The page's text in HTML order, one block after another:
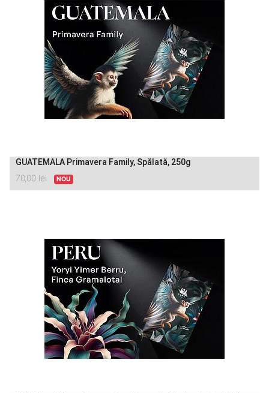
GUATEMALA Primavera Family, Spălată, 250g
70,00 lei NOU